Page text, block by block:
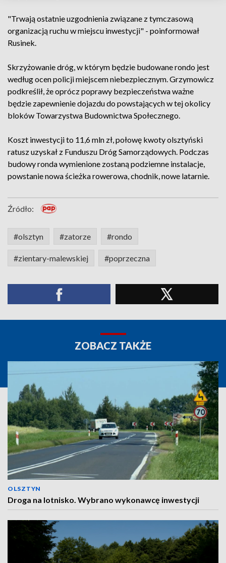
"Trwają ostatnie uzgodnienia związane z tymczasową
organizacją ruchu w miejscu inwestycji" - poinformował
Rusinek.
Skrzyżowanie dróg, w którym będzie budowane rondo jest
według ocen policji miejscem niebezpiecznym. Grzymowicz
podkreślił, że oprócz poprawy bezpieczeństwa ważne
będzie zapewnienie dojazdu do powstających w tej okolicy
bloków Towarzystwa Budownictwa Społecznego.
Koszt inwestycji to 11,6 mln zł, połowę kwoty olsztyński
ratusz uzyskał z Funduszu Dróg Samorządowych. Podczas
budowy ronda wymienione zostaną podziemne instalacje,
powstanie nowa ścieżka rowerowa, chodnik, nowe latarnie.
Źródło:
#olsztyn #zatorze #rondo
#zientary-malewskiej #poprzeczna
ZOBACZ TAKŻE
OLSZTYN
Droga na lotnisko. Wybrano wykonawcę inwestycji